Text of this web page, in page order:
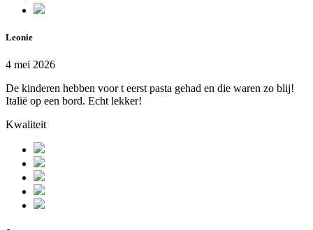
Leonie
4 mei 2026
De kinderen hebben voor t eerst pasta gehad en die waren zo blij!
Italië op een bord. Echt lekker!
Kwaliteit